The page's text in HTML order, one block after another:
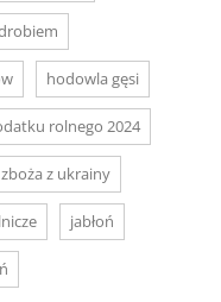
hodowla gęsi
rolnego 2024
z ukrainy
jabłoń